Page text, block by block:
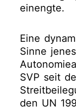
einengte.
Eine
Sinne
SVP seit
den UN